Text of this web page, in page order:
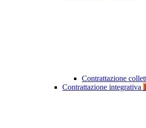
Contrattazione
Contrattazione integrativa